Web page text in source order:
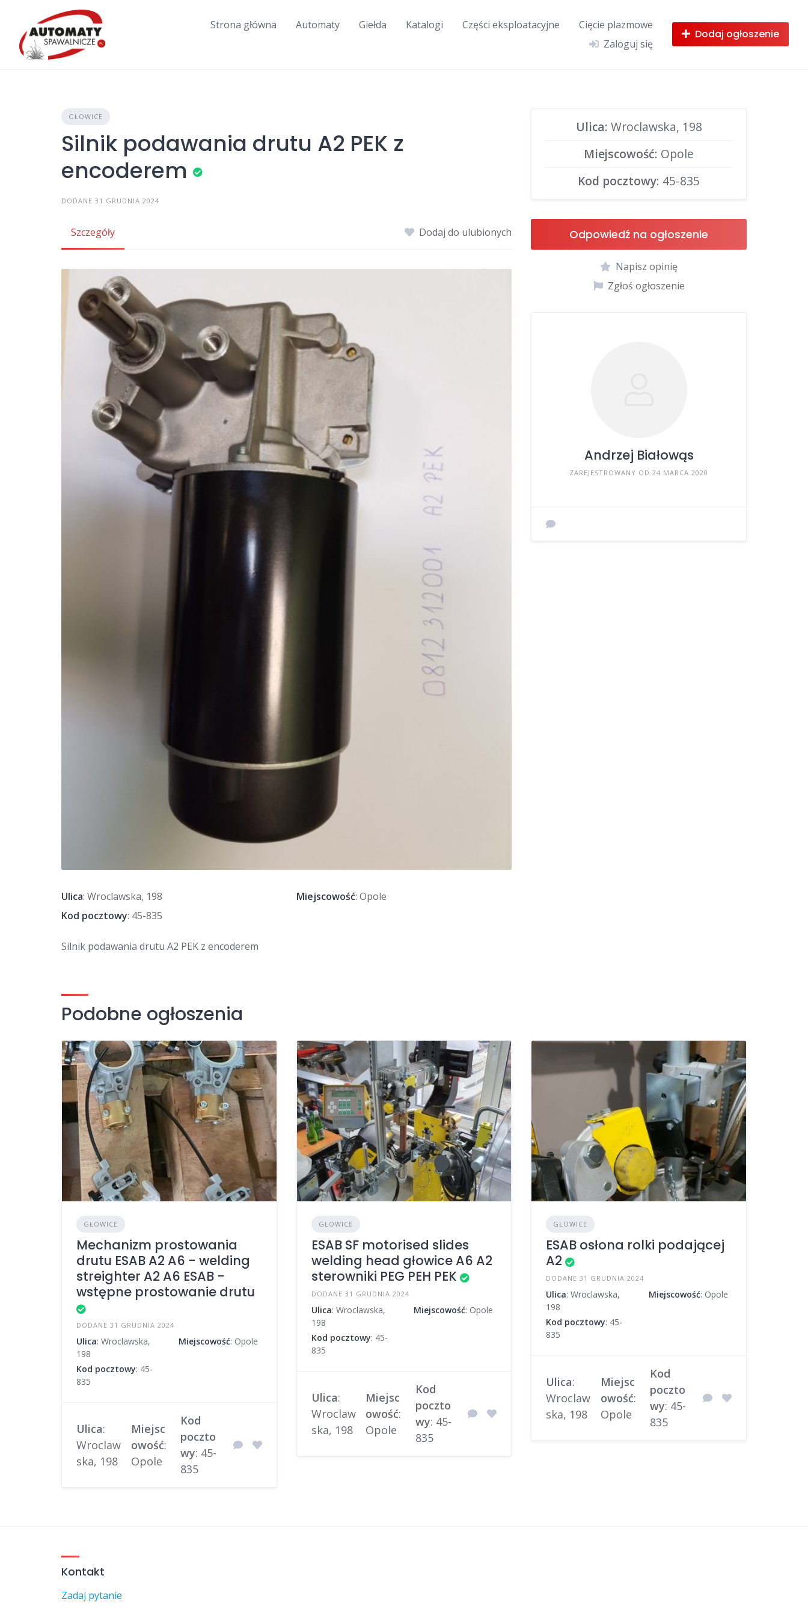
content
Strona główna Automaty Giełda Katalogi Części eksploatacyjne
Cięcie plazmowe
Zaloguj się
Dodaj ogłoszenie
GŁOWICE
Silnik podawania drutu A2 PEK z
encoderem
DODANE 31 GRUDNIA 2024
Szczegóły Dodaj do ulubionych
Ulica: Wroclawska, 198 Miejscowość: Opole
Kod pocztowy: 45-835
Silnik podawania drutu A2 PEK z encoderem
Ulica: Wroclawska, 198
Miejscowość: Opole
Kod pocztowy: 45-835
Odpowiedź na ogłoszenie
Napisz opinię
Zgłoś ogłoszenie
Andrzej Białowąs
ZAREJESTROWANY OD 24 MARCA 2020
Podobne ogłoszenia
GŁOWICE
Mechanizm prostowania
drutu ESAB A2 A6 - welding
streighter A2 A6 ESAB -
wstępne prostowanie drutu
DODANE 31 GRUDNIA 2024
Ulica: Wroclawska,
198
Miejscowość: Opole
Kod pocztowy: 45-
835
Ulica:
Wroclaw
ska, 198
Miejsc
owość:
Opole
Kod
poczto
wy: 45-
835
GŁOWICE
ESAB SF motorised slides
welding head głowice A6 A2
sterowniki PEG PEH PEK
DODANE 31 GRUDNIA 2024
Ulica: Wroclawska,
198
Miejscowość: Opole
Kod pocztowy: 45-
835
Ulica:
Wroclaw
ska, 198
Miejsc
owość:
Opole
Kod
poczto
wy: 45-
835
GŁOWICE
ESAB osłona rolki podającej
A2
DODANE 31 GRUDNIA 2024
Ulica: Wroclawska,
198
Miejscowość: Opole
Kod pocztowy: 45-
835
Ulica:
Wroclaw
ska, 198
Miejsc
owość:
Opole
Kod
poczto
wy: 45-
835
Kontakt
Zadaj pytanie